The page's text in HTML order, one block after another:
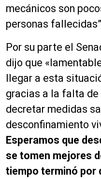
mecánicos son
personas
Por su parte el
dijo que
llegar a esta
gracias a la falta de
decretar medidas
desconfinamiento
Esperamos que
se tomen mejores
tiempo terminó por